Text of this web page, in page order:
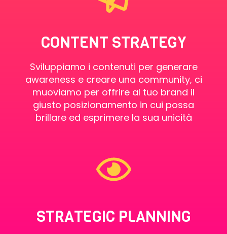
CONTENT STRATEGY
Sviluppiamo i contenuti per generare
awareness e creare una community, ci
muoviamo per offrire al tuo brand il
giusto posizionamento in cui possa
brillare ed esprimere la sua unicità
STRATEGIC PLANNING